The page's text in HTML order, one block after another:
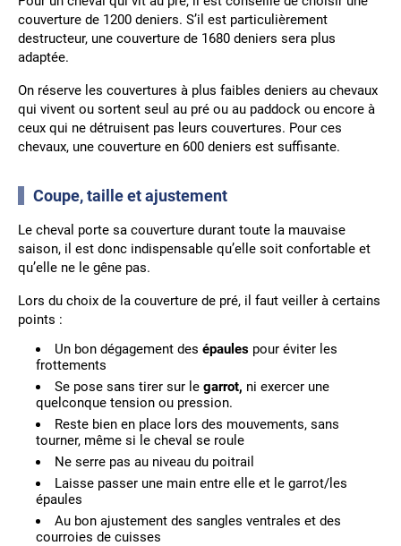
couverture de 1200 deniers. S’il est particulièrement
destructeur, une couverture de 1680 deniers sera plus
adaptée.
On réserve les couvertures à plus faibles deniers au chevaux
qui vivent ou sortent seul au pré ou au paddock ou encore à
ceux qui ne détruisent pas leurs couvertures. Pour ces
chevaux, une couverture en 600 deniers est suffisante.
Coupe, taille et ajustement
Le cheval porte sa couverture durant toute la mauvaise
saison, il est donc indispensable qu’elle soit confortable et
qu’elle ne le gêne pas.
Lors du choix de la couverture de pré, il faut veiller à certains
points :
Un bon dégagement des épaules pour éviter les
frottements
Se pose sans tirer sur le garrot, ni exercer une
quelconque tension ou pression.
Reste bien en place lors des mouvements, sans
tourner, même si le cheval se roule
Ne serre pas au niveau du poitrail
Laisse passer une main entre elle et le garrot/les
épaules
Au bon ajustement des sangles ventrales et des
courroies de cuisses